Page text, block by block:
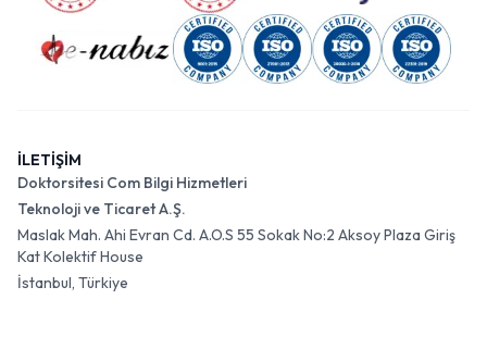
İLETİŞİM
Doktorsitesi Com Bilgi Hizmetleri
Teknoloji ve Ticaret A.Ş.
Maslak Mah. Ahi Evran Cd. A.O.S 55 Sokak No:2 Aksoy Plaza Giriş
Kat Kolektif House
İstanbul, Türkiye